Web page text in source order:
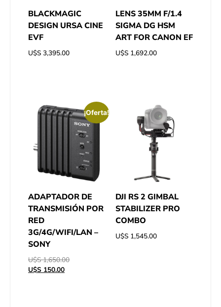
BLACKMAGIC
DESIGN URSA CINE
EVF
U$S 3,395.00
LENS 35MM F/1.4
SIGMA DG HSM
ART FOR CANON EF
U$S 1,692.00
¡Oferta!
ADAPTADOR DE
TRANSMISIÓN POR
RED
3G/4G/WIFI/LAN –
SONY
U$S1,650.00
U$S 150.00
DJI RS 2 GIMBAL
STABILIZER PRO
COMBO
U$S 1,545.00